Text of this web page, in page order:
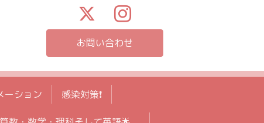
お問い合わせ
ーション 感染対策❗️